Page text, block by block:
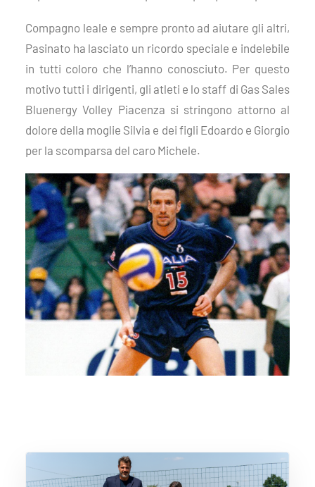
Compagno leale e sempre pronto ad aiutare gli altri,
Pasinato ha lasciato un ricordo speciale e indelebile
in tutti coloro che l’hanno conosciuto. Per questo
motivo tutti i dirigenti, gli atleti e lo staff di Gas Sales
Bluenergy Volley Piacenza si stringono attorno al
dolore della moglie Silvia e dei figli Edoardo e Giorgio
per la scomparsa del caro Michele.